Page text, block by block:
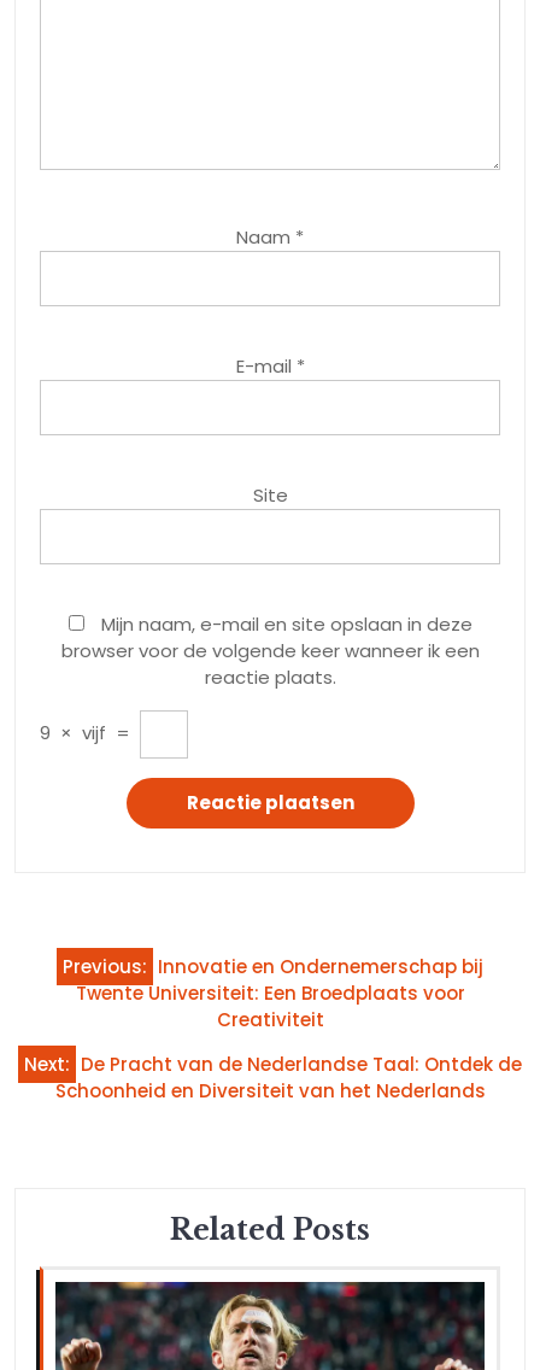
Naam *
E-mail *
Site
Mijn naam, e-mail en site opslaan in deze
browser voor de volgende keer wanneer ik een
reactie plaats.
9 × vijf =
Bericht
navigatie
Previous: Innovatie en Ondernemerschap bij
Twente Universiteit: Een Broedplaats voor
Creativiteit
Next: De Pracht van de Nederlandse Taal: Ontdek de
Schoonheid en Diversiteit van het Nederlands
Related Posts